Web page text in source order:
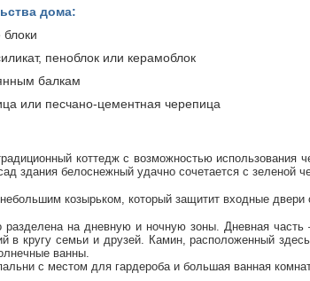
дома:
пеноблок или керамоблок
балкам
или песчано-цементная черепица
коттедж с возможностью использования
здания белоснежный удачно сочетается с зеленой
козырьком, который защитит входные двери
разделена на дневную и ночную зоны. Дневная
в кругу семьи и друзей. Камин, расположенный
ванны.
с местом для гардероба и большая ванная